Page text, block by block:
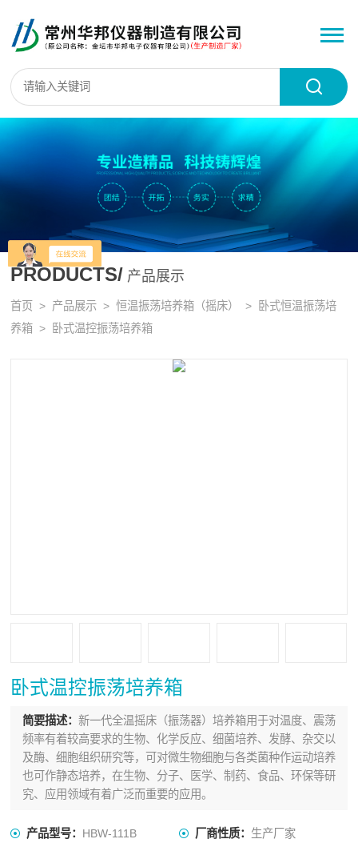
PRODUCTS/ 产品展示
首页 > 产品展示 >恒温振荡培养箱（摇床） > 卧式恒温振荡培
养箱 > 卧式温控振荡培养箱
卧式温控振荡培养箱
简要描述： 新一代全温摇床（振荡器）培养箱用于对温度、震荡
频率有着较高要求的生物、化学反应、细菌培养、发酵、杂交以
及酶、细胞组织研究等，可对微生物细胞与各类菌种作运动培养
也可作静态培养，在生物、分子、医学、制药、食品、环保等研
究、应用领域有着广泛而重要的应用。
产品型号： HBW-111B 厂商性质： 生产厂家